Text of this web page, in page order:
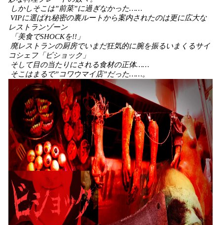
しかしそこは”前菜”に過ぎなかった……
VIPに選ばれ秘密の裏ルートから案内されたのは更に広大な
レストランゾーン
「美食でSHOCKを!!」
廃レストランの厨房でいまだ狂気的に腕を振るいまくるサイ
コシェフ「ビショック」
そして目の当たりにされる食材の正体……
そこはまるで”コワウマイ店”だった……。